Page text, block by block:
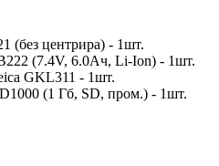
(без центрира) - 1шт.
(7.4V, 6.0Aч, Li-Ion) - 1шт.
GKL311 - 1шт.
(1 Гб, SD, пром.) - 1шт.